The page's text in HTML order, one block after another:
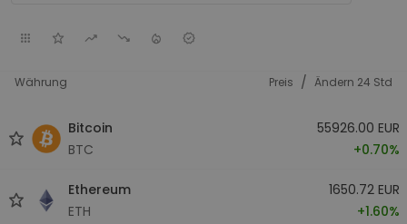
Währung Preis / Ändern 24 Std
Bitcoin
BTC
55926.00 EUR
+0.70%
Ethereum
ETH
1650.72 EUR
+1.60%